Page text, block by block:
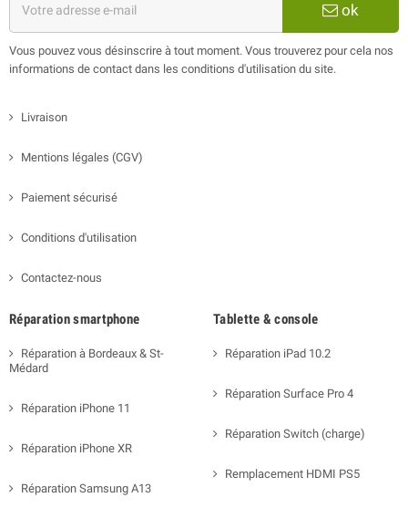
ok
Vous pouvez vous désinscrire à tout moment. Vous trouverez pour cela nos
informations de contact dans les conditions d'utilisation du site.
Livraison
Mentions légales (CGV)
Paiement sécurisé
Conditions d'utilisation
Contactez-nous
Réparation smartphone
Réparation à Bordeaux & St-
Médard
Réparation iPhone 11
Réparation iPhone XR
Réparation Samsung A13
Tablette & console
Réparation iPad 10.2
Réparation Surface Pro 4
Réparation Switch (charge)
Remplacement HDMI PS5